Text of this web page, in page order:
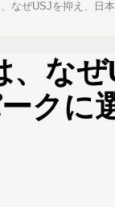
なぜUSJを抑え、日
なぜ
クに